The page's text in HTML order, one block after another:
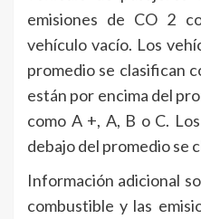
emisiones de CO 2
vehículo vacío. Los
promedio se clasifican
están por encima del
como A +, A, B o C.
debajo del promedio se
Información adicional
combustible y las